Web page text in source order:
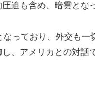
迫も含め、暗雲とな
っており、外交も一
、アメリカとの対話